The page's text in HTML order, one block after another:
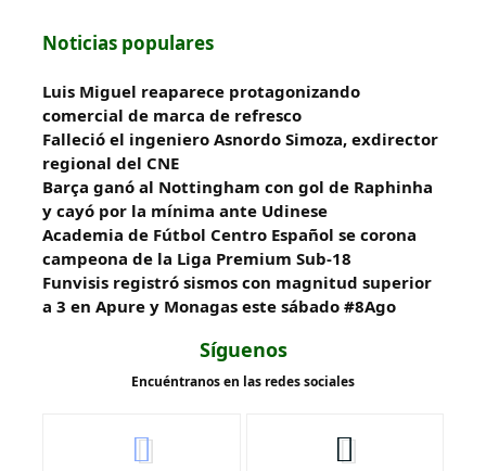
Noticias populares
Luis Miguel reaparece protagonizando
comercial de marca de refresco
Falleció el ingeniero Asnordo Simoza, exdirector
regional del CNE
Barça ganó al Nottingham con gol de Raphinha
y cayó por la mínima ante Udinese
Academia de Fútbol Centro Español se corona
campeona de la Liga Premium Sub-18
Funvisis registró sismos con magnitud superior
a 3 en Apure y Monagas este sábado #8Ago
Síguenos
Encuéntranos en las redes sociales